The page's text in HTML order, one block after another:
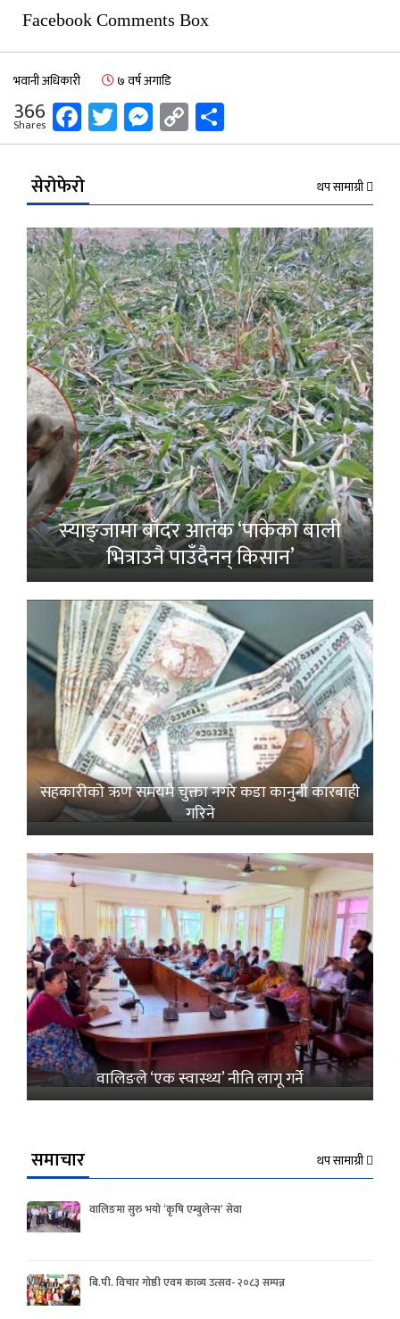
Facebook Comments Box
भवानी अधिकारी ७ वर्ष अगाडि
366
Shares Facebook
Twitter
Messenger
Copy
Link
सेरोफेरो थप सामाग्री
स्याङ्जामा बाँदर आतंक ‘पाकेको बाली
भित्राउनै पाउँदैनन् किसान’
सहकारीको ऋण समयमै चुक्ता नगरे कडा कानुनी कारबाही
गरिने
वालिङले ‘एक स्वास्थ्य’ नीति लागू गर्ने
समाचार थप सामाग्री
वालिङमा सुरु भयो ‘कृषि एम्बुलेन्स’ सेवा
बि.पी. विचार गोष्ठी एवम काव्य उत्सव- २०८३ सम्पन्न